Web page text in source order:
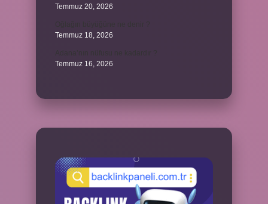
Temmuz 20, 2026
Temmuz 18, 2026
Temmuz 16, 2026